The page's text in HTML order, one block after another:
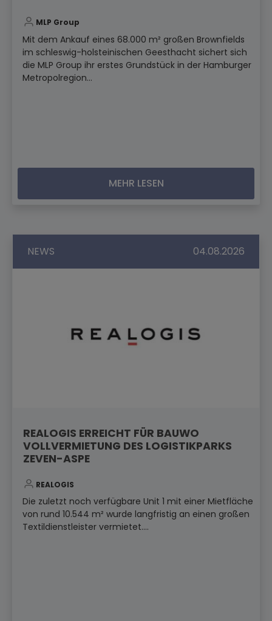
MLP Group
Mit dem Ankauf eines 68.000 m² großen Brownfields
im schleswig-holsteinischen Geesthacht sichert sich
die MLP Group ihr erstes Grundstück in der Hamburger
Metropolregion...
MEHR LESEN
NEWS 04.08.2026
REALOGIS ERREICHT FÜR BAUWO
VOLLVERMIETUNG DES LOGISTIKPARKS
ZEVEN-ASPE
REALOGIS
Die zuletzt noch verfügbare Unit 1 mit einer Mietfläche
von rund 10.544 m² wurde langfristig an einen großen
Textildienstleister vermietet....